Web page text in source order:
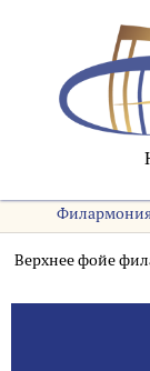
Верхнее фойе